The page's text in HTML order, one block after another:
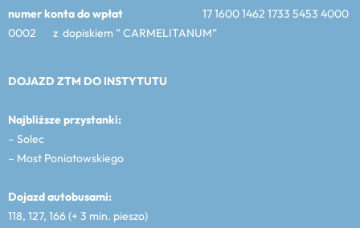
numer konta do wpłat 17 1600 1462 1733 5453 4000
0002 z dopiskiem ” CARMELITANUM”
DOJAZD ZTM DO INSTYTUTU
Najbliższe przystanki:
– Solec
– Most Poniatowskiego
Dojazd autobusami:
118, 127, 166 (+ 3 min. pieszo)